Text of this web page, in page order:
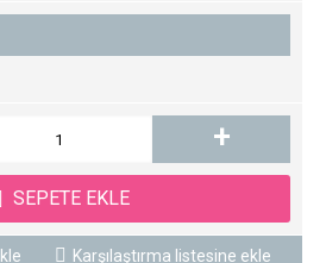
+
SEPETE EKLE
Karşılaştırma listesine ekle